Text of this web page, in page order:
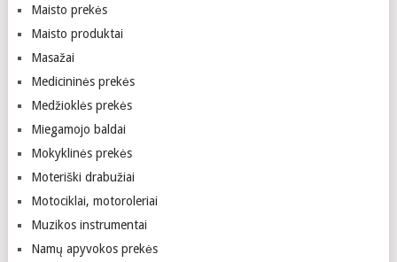
Maisto prekės
Maisto produktai
Masažai
Medicininės prekės
Medžioklės prekės
Miegamojo baldai
Mokyklinės prekės
Moteriški drabužiai
Motociklai, motoroleriai
Muzikos instrumentai
Namų apyvokos prekės